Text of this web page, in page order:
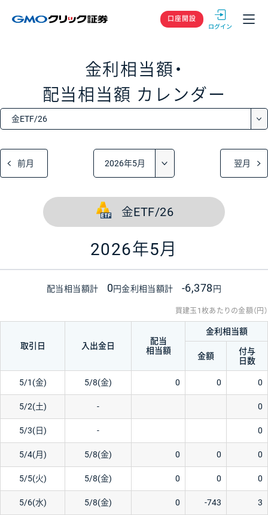
GMOクリック
口座開設
金利相当額・
配当相当額 カレンダー
前月 翌月
金ETF/26
2026年5月
配当相当額計 0円金利相当額計 -6,378円
買建玉1枚あたりの金額（円）
取引日 入出金日
配当
相当額
金利相当額
金額
付与
日数
5/1(金) 5/8(金) 0 0 0
5/2(土) - 0
5/3(日) - 0
5/4(月) 5/8(金) 0 0 0
5/5(火) 5/8(金) 0 0 0
5/6(水) 5/8(金) 0 -743 3